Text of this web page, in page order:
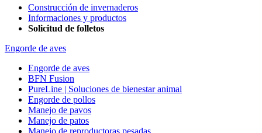
Construcción de invernaderos
Informaciones y productos
Solicitud de folletos
Engorde de aves
Engorde de aves
BFN Fusion
PureLine | Soluciones de bienestar animal
Engorde de pollos
Manejo de pavos
Manejo de patos
Manejo de reproductoras pesadas